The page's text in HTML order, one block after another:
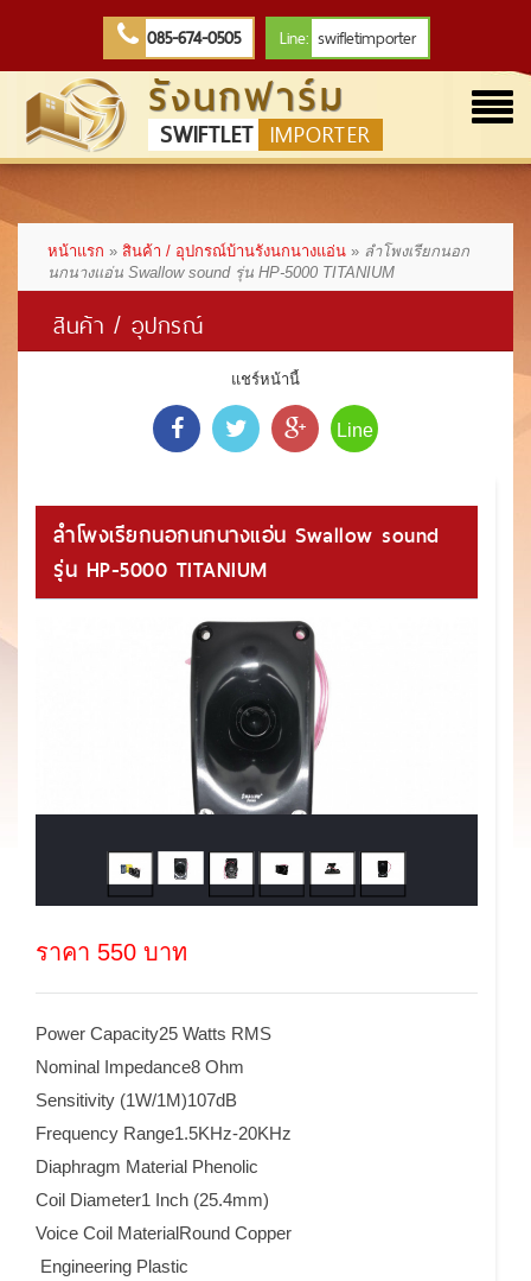
085-674-0505 Line: swifletimporter
รังนกฟาร์ม
SWIFTLET IMPORTER
หน้าแรก » สินค้า / อุปกรณ์บ้านรังนกนางแอ่น » ลำโพงเรียกนอก
นกนางแอ่น Swallow sound รุ่น HP-5000 TITANIUM
สินค้า / อุปกรณ์
แชร์หน้านี้
Line
ลำโพงเรียกนอกนกนางแอ่น Swallow sound
รุ่น HP-5000 TITANIUM
ราคา 550 บาท
Power Capacity25 Watts RMS
Nominal Impedance8 Ohm
Sensitivity (1W/1M)107dB
Frequency Range1.5KHz-20KHz
Diaphragm Material Phenolic
Coil Diameter1 Inch (25.4mm)
Voice Coil MaterialRound Copper
Engineering Plastic